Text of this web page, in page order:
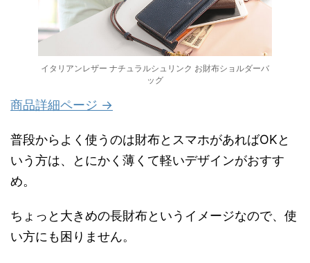
イタリアンレザー ナチュラルシュリンク お財布ショルダーバ
ッグ
商品詳細ページ →
普段からよく使うのは財布とスマホがあればOKと
いう方は、とにかく薄くて軽いデザインがおすす
め。
ちょっと大きめの長財布というイメージなので、使
い方にも困りません。